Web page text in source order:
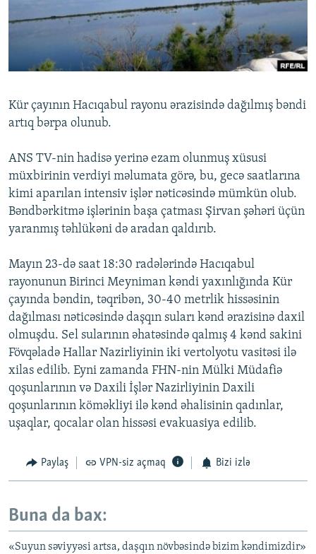
İNFOQRAFIKA
AZƏRBAYCAN ƏDƏBIYYATI KITABXANASI
İSLAM VƏ DEMOKRATIYA
İZ - MƏDƏNIYYƏT PROQRAMI
MISSIYAMIZ
PEŞƏ ETIKASI VƏ JURNALISTIKA STANDARTLARIMIZ
MATERIALLARIMIZDAN ISTIFADƏ
BIZIMLƏ ƏLAQƏ
BIZI IZLƏ
Kür çayının Hacıqabul rayonu ərazisində dağılmış bəndi
artıq bərpa olunub.
ANS TV-nin hadisə yerinə ezam olunmuş xüsusi
müxbirinin verdiyi məlumata görə, bu, gecə saatlarına
kimi aparılan intensiv işlər nəticəsində mümkün olub.
Bəndbərkitmə işlərinin başa çatması Şirvan şəhəri üçün
yaranmış təhlükəni də aradan qaldırıb.
Mayın 23-də saat 18:30 radələrində Hacıqabul
rayonunun Birinci Meyniman kəndi yaxınlığında Kür
çayında bəndin, təqribən, 30-40 metrlik hissəsinin
dağılması nəticəsində daşqın suları kənd ərazisinə daxil
olmuşdu. Sel sularının əhatəsində qalmış 4 kənd sakini
Fövqəladə Hallar Nazirliyinin iki vertolyotu vasitəsi ilə
xilas edilib. Eyni zamanda FHN-nin Mülki Müdafiə
qoşunlarının və Daxili İşlər Nazirliyinin Daxili
qoşunlarının köməkliyi ilə kənd əhalisinin qadınlar,
uşaqlar, qocalar olan hissəsi evakuasiya edilib.
Paylaş VPN-siz açmaq Bizi izlə
Buna da bax:
«Suyun səviyyəsi artsa, daşqın növbəsində bizim kəndimizdir»